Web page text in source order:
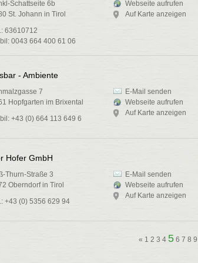
Schattseite 6b
St. Johann in Tirol
63610712
0043 664 400 61 06
Webseite aufrufen
Auf Karte anzeigen
- Ambiente
7
Hopfgarten im Brixental
+43 (0) 664 113 649 6
E-Mail senden
Webseite aufrufen
Auf Karte anzeigen
Hofer GmbH
Thurn-Straße 3
Oberndorf in Tirol
+43 (0) 5356 629 94
E-Mail senden
Webseite aufrufen
Auf Karte anzeigen
« 1 2 3 4 5 6 7 8 9